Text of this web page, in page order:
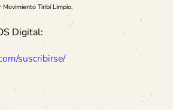
Tiribí Limpio.
Digital:
suscribirse/